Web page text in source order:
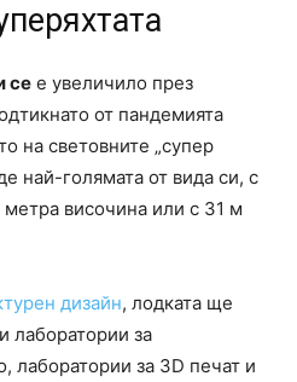
се е увеличило през
от пандемията
на световните „супер
най-голямата от вида си, с
височина или с 31 м
дизайн, лодката ще
лаборатории за
лаборатории за 3D печат и